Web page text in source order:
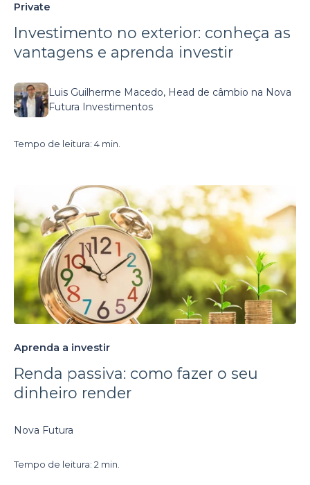
Private
Investimento no exterior: conheça as
vantagens e aprenda investir
Luis Guilherme Macedo, Head de câmbio na Nova
Futura Investimentos
Tempo de leitura: 4 min.
Aprenda a investir
Renda passiva: como fazer o seu
dinheiro render
Nova Futura
Tempo de leitura: 2 min.